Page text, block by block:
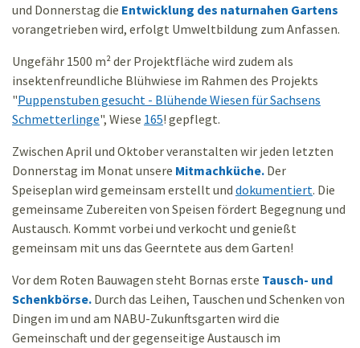
und Donnerstag die Entwicklung des naturnahen Gartens
vorangetrieben wird, erfolgt Umweltbildung zum Anfassen.
Ungefähr 1500 m² der Projektfläche wird zudem als
insektenfreundliche Blühwiese im Rahmen des Projekts
"Puppenstuben gesucht - Blühende Wiesen für Sachsens
Schmetterlinge", Wiese 165! gepflegt.
Zwischen April und Oktober veranstalten wir jeden letzten
Donnerstag im Monat unsere Mitmachküche. Der
Speiseplan wird gemeinsam erstellt und dokumentiert. Die
gemeinsame Zubereiten von Speisen fördert Begegnung und
Austausch. Kommt vorbei und verkocht und genießt
gemeinsam mit uns das Geerntete aus dem Garten!
Vor dem Roten Bauwagen steht Bornas erste Tausch- und
Schenkbörse. Durch das Leihen, Tauschen und Schenken von
Dingen im und am NABU-Zukunftsgarten wird die
Gemeinschaft und der gegenseitige Austausch im